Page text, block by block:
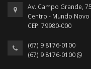
Av. Campo Grande,
Centro - Mundo Novo
CEP: 79980-000
(67) 9 8176-0100
(67) 9 8176-0100